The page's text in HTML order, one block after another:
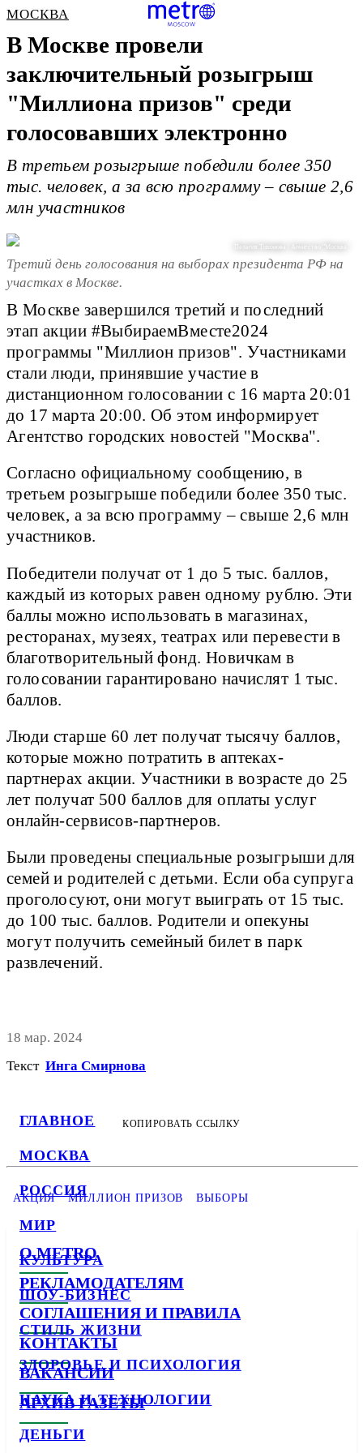
ГЛАВНОЕ
МОСКВА
РОССИЯ
МИР
КУЛЬТУРА
ШОУ-БИЗНЕС
СТИЛЬ ЖИЗНИ
ЗДОРОВЬЕ И ПСИХОЛОГИЯ
НАУКА И ТЕХНОЛОГИИ
ДЕНЬГИ
МОСКВА
В Москве провели
заключительный розыгрыш
"Миллиона призов" среди
голосовавших электронно
В третьем розыгрыше победили более 350
тыс. человек, а за всю программу – свыше 2,6
млн участников
Пелагия Тихонова / Агентство "Москва"
Третий день голосования на выборах президента РФ на
участках в Москве.
В Москве завершился третий и последний
этап акции #ВыбираемВместе2024
программы "Миллион призов". Участниками
стали люди, принявшие участие в
дистанционном голосовании с 16 марта 20:01
до 17 марта 20:00. Об этом информирует
Агентство городских новостей "Москва".
Согласно официальному сообщению, в
третьем розыгрыше победили более 350 тыс.
человек, а за всю программу – свыше 2,6 млн
участников.
Победители получат от 1 до 5 тыс. баллов,
каждый из которых равен одному рублю. Эти
баллы можно использовать в магазинах,
ресторанах, музеях, театрах или перевести в
благотворительный фонд. Новичкам в
голосовании гарантировано начислят 1 тыс.
баллов.
Люди старше 60 лет получат тысячу баллов,
которые можно потратить в аптеках-
партнерах акции. Участники в возрасте до 25
лет получат 500 баллов для оплаты услуг
онлайн-сервисов-партнеров.
Были проведены специальные розыгрыши для
семей и родителей с детьми. Если оба супруга
проголосуют, они могут выиграть от 15 тыс.
до 100 тыс. баллов. Родители и опекуны
могут получить семейный билет в парк
развлечений.
18 мар. 2024
Текст Инга Смирнова
КОПИРОВАТЬ ССЫЛКУ
АКЦИЯ МИЛЛИОН ПРИЗОВ ВЫБОРЫ
О METRO
РЕКЛАМОДАТЕЛЯМ
СОГЛАШЕНИЯ И ПРАВИЛА
КОНТАКТЫ
ВАКАНСИИ
АРХИВ ГАЗЕТЫ